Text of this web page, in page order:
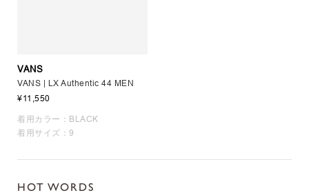
VANS
VANS | LX Authentic 44 MEN
¥11,550
着用カラー：BLACK
着用サイズ：9
HOT WORDS